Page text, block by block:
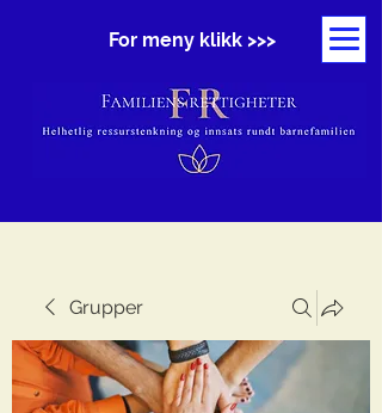
For meny klikk >>>
Grupper